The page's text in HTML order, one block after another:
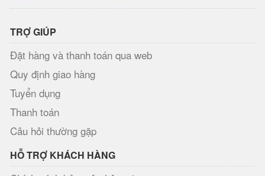
TRỢ GIÚP
Đặt hàng và thanh toán qua web
Quy định giao hàng
Tuyển dụng
Thanh toán
Câu hỏi thường gặp
HỖ TRỢ KHÁCH HÀNG